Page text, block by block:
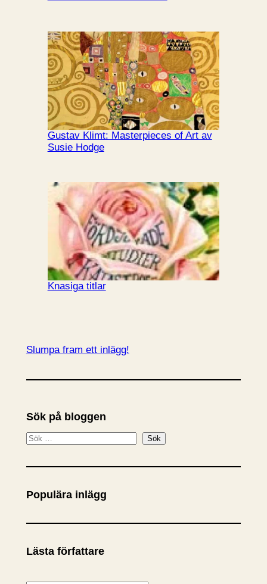
Gustav Klimt: Masterpieces of Art av
Susie Hodge
Knasiga titlar
Slumpa fram ett inlägg!
Sök på bloggen
S
k
Sök
Populära inlägg
Lästa författare